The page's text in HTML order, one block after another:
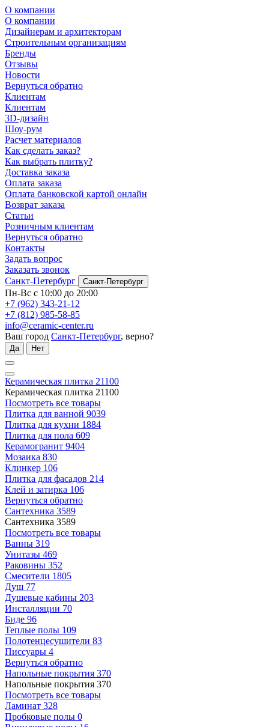
О компании
О компании
Дизайнерам и архитекторам
Строительным организациям
Бренды
Отзывы
Новости
Вернуться обратно
Клиентам
Клиентам
3D-дизайн
Шоу-рум
Расчет материалов
Как сделать заказ?
Как выбрать плитку?
Доставка заказа
Оплата заказа
Оплата банковской картой онлайн
Возврат заказа
Статьи
Розничным клиентам
Вернуться обратно
Контакты
Задать вопрос
Заказать звонок
Санкт-Петербург
Санкт-Петербург
Пн-Вс с 10:00 до 20:00
+7 (962) 343-21-12
+7 (812) 985-58-85
info@ceramic-center.ru
Ваш город Санкт-Петербург, верно?
Да Нет
Керамическая плитка 21100
Керамическая плитка 21100
Посмотреть все товары
Плитка для ванной 9039
Плитка для кухни 1884
Плитка для пола 609
Керамогранит 9404
Мозаика 830
Клинкер 106
Плитка для фасадов 214
Клей и затирка 106
Вернуться обратно
Сантехника 3589
Сантехника 3589
Посмотреть все товары
Ванны 319
Унитазы 469
Раковины 352
Смесители 1805
Душ 77
Душевые кабины 203
Инсталляции 70
Биде 96
Теплые полы 109
Полотенцесушители 83
Писсуары 4
Вернуться обратно
Напольные покрытия 370
Напольные покрытия 370
Посмотреть все товары
Ламинат 328
Пробковые полы 0